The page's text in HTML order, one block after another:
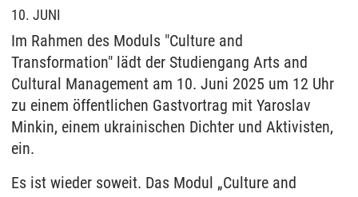
10. JUNI
Im Rahmen des Moduls "Culture and
Transformation" lädt der Studiengang Arts and
Cultural Management am 10. Juni 2025 um 12 Uhr
zu einem öffentlichen Gastvortrag mit Yaroslav
Minkin, einem ukrainischen Dichter und Aktivisten,
ein.
Es ist wieder soweit. Das Modul „Culture and